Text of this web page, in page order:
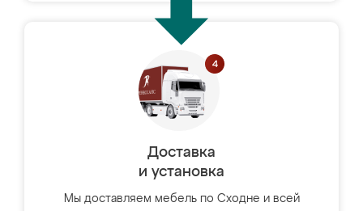
Доставка
и установка
Мы доставляем мебель по Сходне и всей